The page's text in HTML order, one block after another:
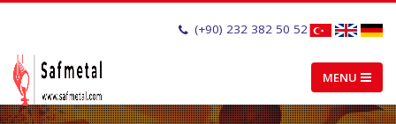
(+90) 232 382 50 52